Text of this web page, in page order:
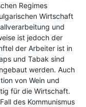
Regimes
Wirtschaft
und
ist jedoch der
der Arbeiter ist in
und Tabak sind
werden. Auch
von Wein und
für die Wirtschaft.
des Kommunismus